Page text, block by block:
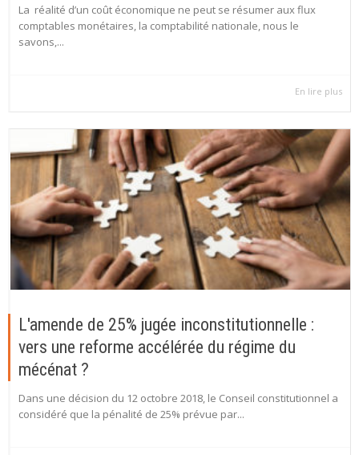
La réalité d’un coût économique ne peut se résumer aux flux
comptables monétaires, la comptabilité nationale, nous le
savons,...
En lire plus
L'amende de 25% jugée inconstitutionnelle :
vers une reforme accélérée du régime du
mécénat ?
Dans une décision du 12 octobre 2018, le Conseil constitutionnel a
considéré que la pénalité de 25% prévue par...